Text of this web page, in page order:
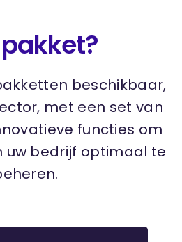
beschikbaar,
met een set van
functies om
uw bedrijf optimaal te